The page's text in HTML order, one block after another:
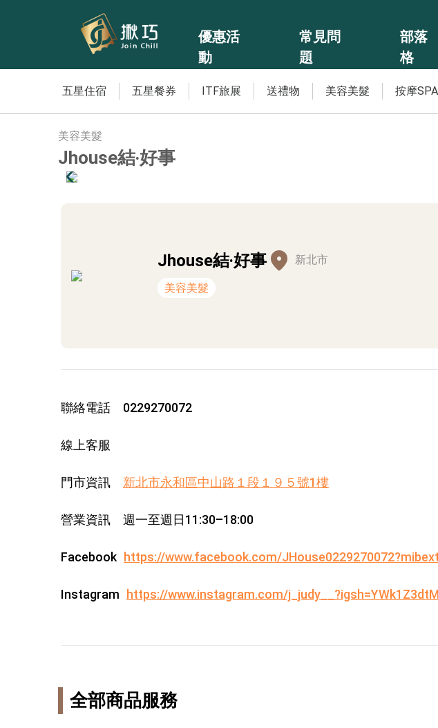
優惠活
動
常見問
題
部落
格
五星住宿 五星餐券 ITF旅展 送禮物 美容美髮 按摩SPA
美容美髮
Jhouse結‧好事
Jhouse結‧好事 新北市
美容美髮
聯絡電話 0229270072
線上客服
門市資訊 新北市永和區中山路１段１９５號1樓
營業資訊 週一至週日11:30–18:00
Facebook https://www.facebook.com/
Instagram https://www.instagram.com/
全部商品服務